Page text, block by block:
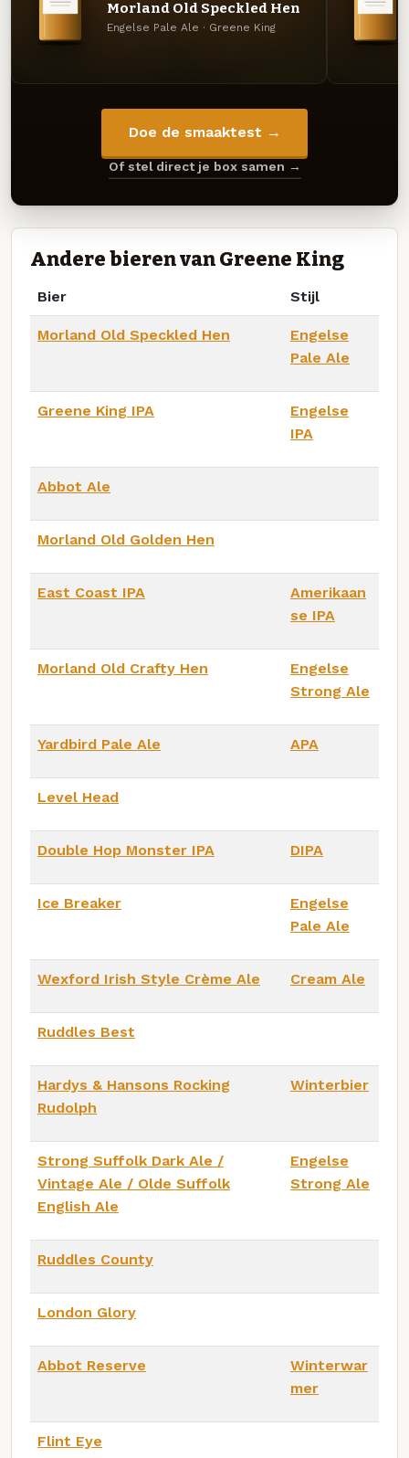
Morland Old Speckled Hen
Engelse Pale Ale · Greene King
Doe de smaaktest →
Of stel direct je box samen →
Andere bieren van Greene King
Bier Stijl
Morland Old Speckled Hen
Engelse
Pale Ale
Greene King IPA
Engelse
IPA
Abbot Ale
Morland Old Golden Hen
East Coast IPA
Amerikaan
se IPA
Morland Old Crafty Hen
Engelse
Strong Ale
Yardbird Pale Ale APA
Level Head
Double Hop Monster IPA DIPA
Ice Breaker
Engelse
Pale Ale
Wexford Irish Style Crème Ale Cream Ale
Ruddles Best
Hardys & Hansons Rocking
Rudolph
Winterbier
Strong Suffolk Dark Ale /
Vintage Ale / Olde Suffolk
English Ale
Engelse
Strong Ale
Ruddles County
London Glory
Abbot Reserve
Winterwar
mer
Flint Eye